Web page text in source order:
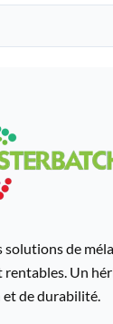
solutions de
Un
de durabilité.